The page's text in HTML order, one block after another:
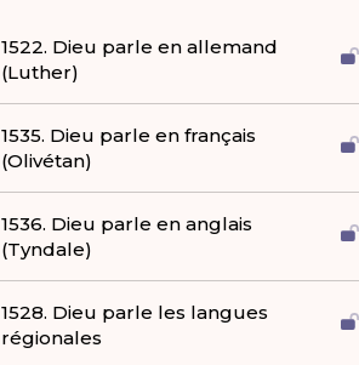
1522. Dieu parle en allemand
(Luther)
1535. Dieu parle en français
(Olivétan)
1536. Dieu parle en anglais
(Tyndale)
1528. Dieu parle les langues
régionales